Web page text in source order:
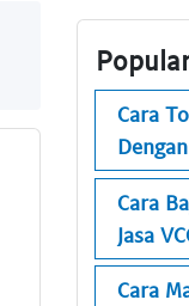
Cara
Cara
Jasa
Cara